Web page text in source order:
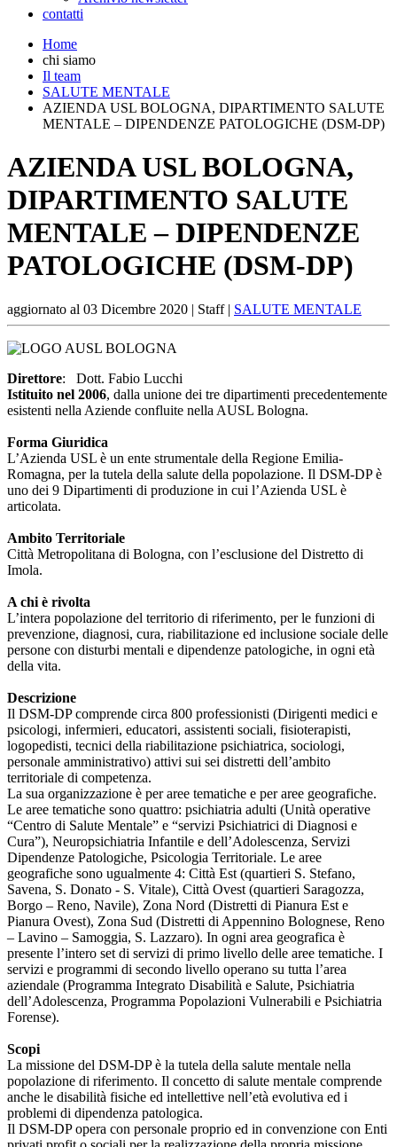
contatti
Home
chi siamo
Il team
SALUTE MENTALE
AZIENDA USL BOLOGNA, DIPARTIMENTO SALUTE
MENTALE – DIPENDENZE PATOLOGICHE (DSM-DP)
AZIENDA USL BOLOGNA,
DIPARTIMENTO SALUTE
MENTALE – DIPENDENZE
PATOLOGICHE (DSM-DP)
aggiornato al 03 Dicembre 2020 | Staff | SALUTE MENTALE
Direttore: Dott. Fabio Lucchi
Istituito nel 2006, dalla unione dei tre dipartimenti precedentemente
esistenti nella Aziende confluite nella AUSL Bologna.
Forma Giuridica
L’Azienda USL è un ente strumentale della Regione Emilia-
Romagna, per la tutela della salute della popolazione. Il DSM-DP è
uno dei 9 Dipartimenti di produzione in cui l’Azienda USL è
articolata.
Ambito Territoriale
Città Metropolitana di Bologna, con l’esclusione del Distretto di
Imola.
A chi è rivolta
L’intera popolazione del territorio di riferimento, per le funzioni di
prevenzione, diagnosi, cura, riabilitazione ed inclusione sociale delle
persone con disturbi mentali e dipendenze patologiche, in ogni età
della vita.
Descrizione
Il DSM-DP comprende circa 800 professionisti (Dirigenti medici e
psicologi, infermieri, educatori, assistenti sociali, fisioterapisti,
logopedisti, tecnici della riabilitazione psichiatrica, sociologi,
personale amministrativo) attivi sui sei distretti dell’ambito
territoriale di competenza.
La sua organizzazione è per aree tematiche e per aree geografiche.
Le aree tematiche sono quattro: psichiatria adulti (Unità operative
“Centro di Salute Mentale” e “servizi Psichiatrici di Diagnosi e
Cura”), Neuropsichiatria Infantile e dell’Adolescenza, Servizi
Dipendenze Patologiche, Psicologia Territoriale. Le aree
geografiche sono ugualmente 4: Città Est (quartieri S. Stefano,
Savena, S. Donato - S. Vitale), Città Ovest (quartieri Saragozza,
Borgo – Reno, Navile), Zona Nord (Distretti di Pianura Est e
Pianura Ovest), Zona Sud (Distretti di Appennino Bolognese, Reno
– Lavino – Samoggia, S. Lazzaro). In ogni area geografica è
presente l’intero set di servizi di primo livello delle aree tematiche. I
servizi e programmi di secondo livello operano su tutta l’area
aziendale (Programma Integrato Disabilità e Salute, Psichiatria
dell’Adolescenza, Programma Popolazioni Vulnerabili e Psichiatria
Forense).
Scopi
La missione del DSM-DP è la tutela della salute mentale nella
popolazione di riferimento. Il concetto di salute mentale comprende
anche le disabilità fisiche ed intellettive nell’età evolutiva ed i
problemi di dipendenza patologica.
Il DSM-DP opera con personale proprio ed in convenzione con Enti